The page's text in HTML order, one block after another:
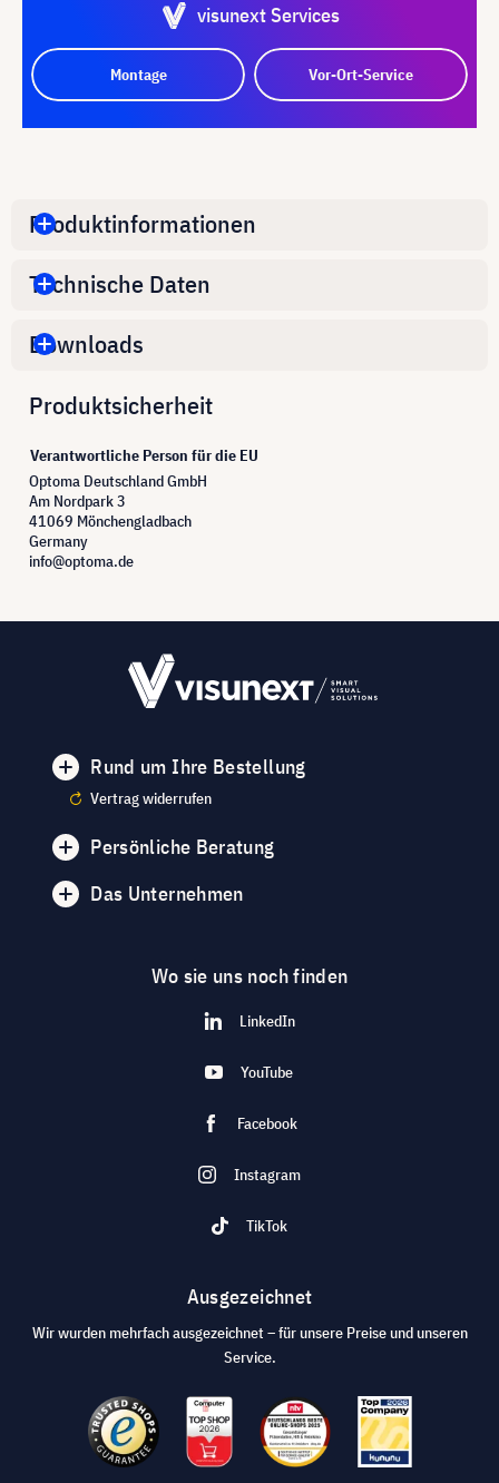
visunext Services
Montage Vor-Ort-Service
Produktinformationen
Technische Daten
Downloads
Produktsicherheit
Verantwortliche Person für die EU
Optoma Deutschland GmbH
Am Nordpark 3
41069 Mönchengladbach
Germany
info@optoma.de
Rund um Ihre Bestellung
Vertrag widerrufen
Persönliche Beratung
Das Unternehmen
Wo sie uns noch finden
LinkedIn
YouTube
Facebook
Instagram
TikTok
Ausgezeichnet
Wir wurden mehrfach ausgezeichnet – für unsere Preise und unseren
Service.